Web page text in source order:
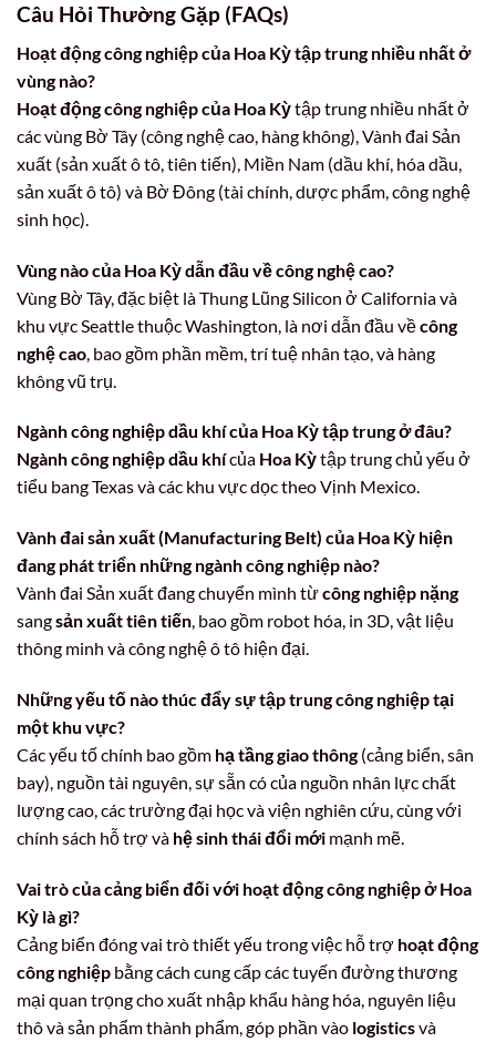
Câu Hỏi Thường Gặp (FAQs)
Hoạt động công nghiệp của Hoa Kỳ tập trung nhiều nhất ở
vùng nào?
Hoạt động công nghiệp của Hoa Kỳtập trung nhiều nhất ở
các vùng Bờ Tây (công nghệ cao, hàng không), Vành đai Sản
xuất (sản xuất ô tô, tiên tiến), Miền Nam (dầu khí, hóa dầu,
sản xuất ô tô) và Bờ Đông (tài chính, dược phẩm, công nghệ
sinh học).
Vùng nào của Hoa Kỳ dẫn đầu về công nghệ cao?
Vùng Bờ Tây, đặc biệt là Thung Lũng Silicon ở California và
khu vực Seattle thuộc Washington, là nơi dẫn đầu vềcông
nghệ cao , bao gồm phần mềm, trí tuệ nhân tạo, và hàng
không vũ trụ.
Ngành công nghiệp dầu khí của Hoa Kỳ tập trung ở đâu?
Ngành công nghiệp dầu khícủa Hoa Kỳtập trung chủ yếu ở
tiểu bang Texas và các khu vực dọc theo Vịnh Mexico.
Vành đai sản xuất (Manufacturing Belt) của Hoa Kỳ hiện
đang phát triển những ngành công nghiệp nào?
Vành đai Sản xuất đang chuyển mình từcông nghiệp nặng
sangsản xuất tiên tiến, bao gồm robot hóa, in 3D, vật liệu
thông minh và công nghệ ô tô hiện đại.
Những yếu tố nào thúc đẩy sự tập trung công nghiệp tại
một khu vực?
Các yếu tố chính bao gồm hạ tầng giao thông(cảng biển, sân
bay), nguồn tài nguyên, sự sẵn có của nguồn nhân lực chất
lượng cao, các trường đại học và viện nghiên cứu, cùng với
chính sách hỗ trợ và hệ sinh thái đổi mới mạnh mẽ.
Vai trò của cảng biển đối với hoạt động công nghiệp ở Hoa
Kỳ là gì?
Cảng biển đóng vai trò thiết yếu trong việc hỗ trợ hoạt động
công nghiệp bằng cách cung cấp các tuyến đường thương
mại quan trọng cho xuất nhập khẩu hàng hóa, nguyên liệu
thô và sản phẩm thành phẩm, góp phần vào logisticsvà